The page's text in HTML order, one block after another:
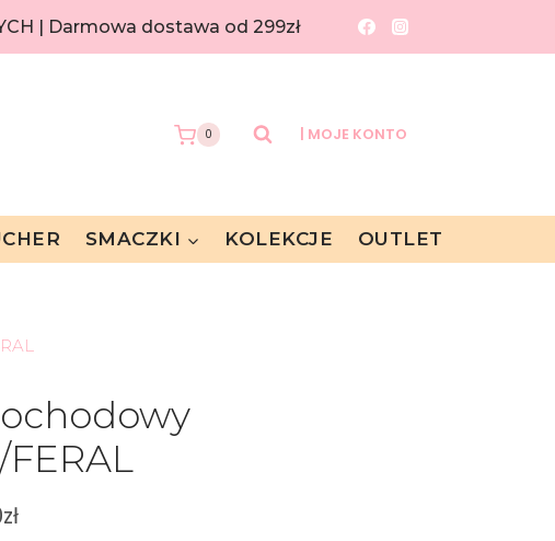
| Darmowa dostawa od 299zł
0 | MOJE KONTO
SMACZKI KOLEKCJE OUTLET
FERAL
zł